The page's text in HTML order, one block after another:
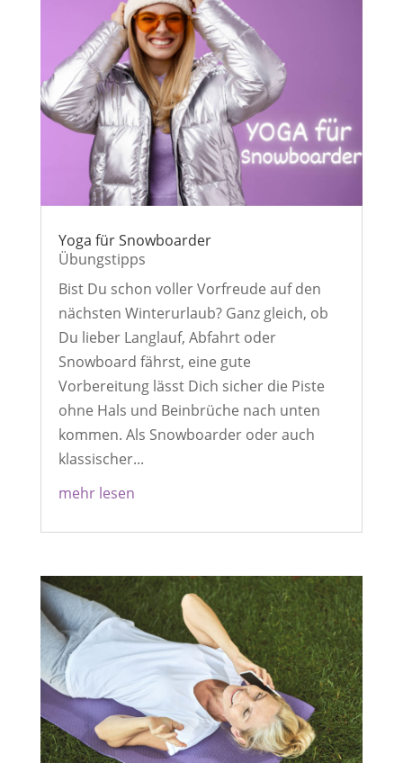
Yoga für Snowboarder
Übungstipps
Bist Du schon voller Vorfreude auf den
nächsten Winterurlaub? Ganz gleich, ob
Du lieber Langlauf, Abfahrt oder
Snowboard fährst, eine gute
Vorbereitung lässt Dich sicher die Piste
ohne Hals und Beinbrüche nach unten
kommen. Als Snowboarder oder auch
klassischer...
mehr lesen